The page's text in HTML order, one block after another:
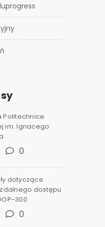
Politechnice
im. Ignacego
0
dotyczące
dostępu
300
0